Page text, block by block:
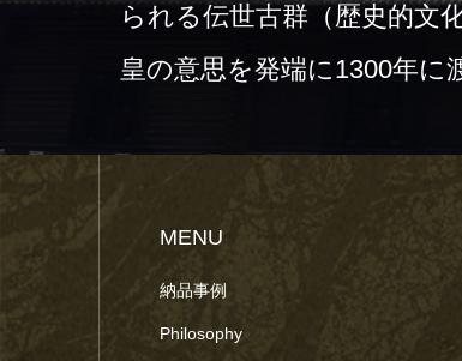
られる伝世古群（歴史的文
皇の意思を発端に1300年に
MENU
納品事例
Philosophy